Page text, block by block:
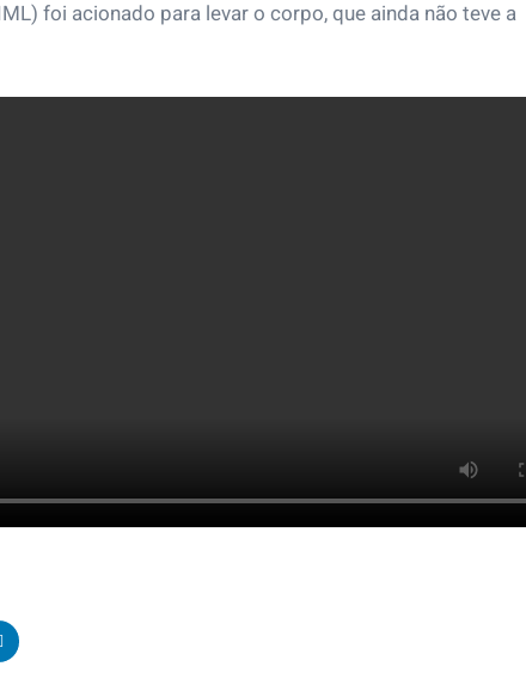
foi acionado para levar o corpo, que ainda não teve a